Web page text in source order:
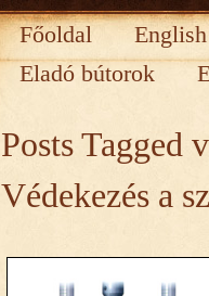
Főoldal
Eladó bútorok
Posts Tagged
Védekezés a